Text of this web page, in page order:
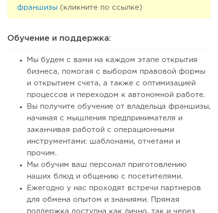
франшизы (кликните по ссылке)
Обучение и поддержка:
Мы будем с вами на каждом этапе открытия
бизнеса, помогая с выбором правовой формы
и открытием счета, а также с оптимизацией
процессов и переходом к автономной работе.
Вы получите обучение от владельца франшизы,
начиная с мышления предпринимателя и
заканчивая работой с операционными
инструментами: шаблонами, отчетами и
прочим.
Мы обучим ваш персонал приготовлению
наших блюд и общению с посетителями.
Ежегодно у нас проходят встречи партнеров
для обмена опытом и знаниями. Прямая
поддержка доступна как лично, так и через